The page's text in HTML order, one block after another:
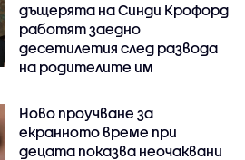
дъщерята на Синди Крофорд
работят заедно
десетилетия след развода
на родителите им
Ново проучване за
екранното време при
децата показва неочаквани